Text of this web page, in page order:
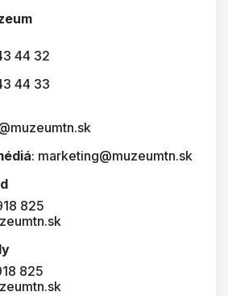
44 32
44 33
: marketing@muzeumtn.sk
825
825